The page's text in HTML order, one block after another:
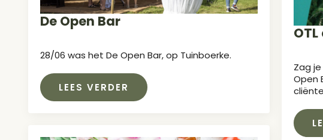
De Open Bar
28/06 was het De Open Bar, op Tuinboerke.
LEES VERDER
Zag
Open